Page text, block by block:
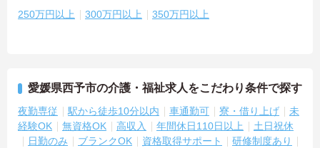
250万円以上 300万円以上 350万円以上
愛媛県西予市の介護・福祉求人をこだわり条件で探す
夜勤専従 駅から徒歩10分以内 車通勤可 寮・借り上げ
未
経験OK
無資格OK 高収入 年間休日110日以上
土日祝休
日勤のみ
ブランクOK 資格取得サポート
研修制度あり